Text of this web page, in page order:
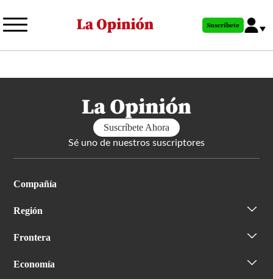
al
principal
Suscríbete
Suscríbete Ahora
Sé uno de nuestros suscriptores
Compañía
Región
Frontera
Economía